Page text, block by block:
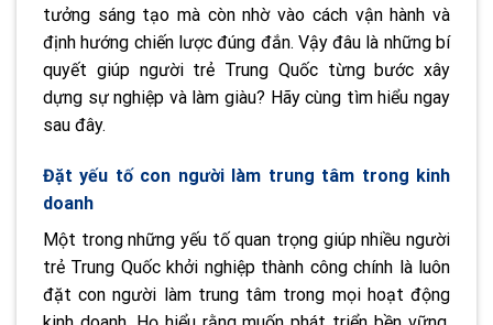
tưởng sáng tạo mà còn nhờ vào cách vận hành và
định hướng chiến lược đúng đắn. Vậy đâu là những bí
quyết giúp người trẻ Trung Quốc từng bước xây
dựng sự nghiệp và làm giàu? Hãy cùng tìm hiểu ngay
sau đây.
Đặt yếu tố con người làm trung tâm trong kinh
doanh
Một trong những yếu tố quan trọng giúp nhiều người
trẻ Trung Quốc khởi nghiệp thành công chính là luôn
đặt con người làm trung tâm trong mọi hoạt động